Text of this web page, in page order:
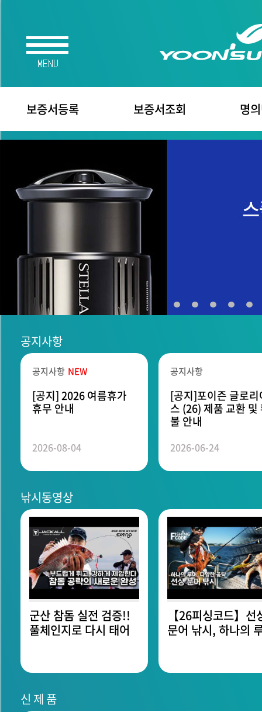
보증서등록 보증서조회 명
공지사항
공지사항 NEW
[공지] 2026 여름휴가
휴무 안내
2026-08-04
공지사항
[공지]포이즌 글로리
스 (26) 제품 교환 및
불 안내
2026-06-24
낚시동영상
군산 참돔 실전 검증!!
풀체인지로 다시 태어
【26피싱코드】선
문어 낚시, 하나의
신 제 품